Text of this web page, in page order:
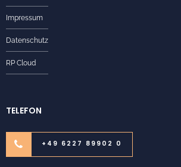
Impressum
Datenschutz
RP Cloud
TELEFON
+49 6227 89902 0